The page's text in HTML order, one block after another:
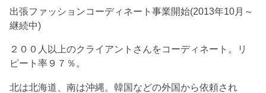
出張ファッションコーディネート事業開始(2013年10月～
継続中)
２００人以上のクライアントさんをコーディネート。リ
ピート率９７％。
北は北海道、南は沖縄。韓国などの外国から依頼され